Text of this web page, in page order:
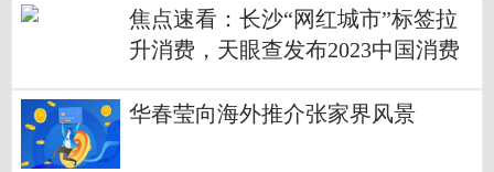
焦点速看：长沙“网红城市”标签拉
升消费，天眼查发布2023中国消费
华春莹向海外推介张家界风景